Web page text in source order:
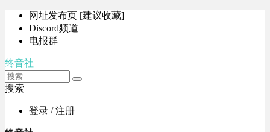
网址发布页 [建议收藏]
Discord频道
电报群
终音社
搜索
登录 / 注册